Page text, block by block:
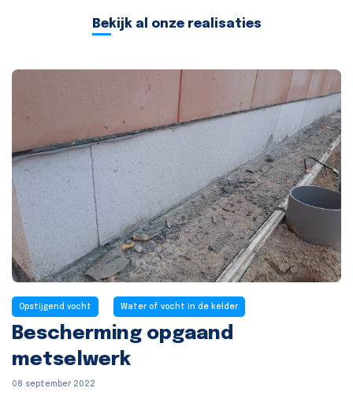
Bekijk al onze realisaties
Opstijgend vocht Water of vocht in de kelder
Bescherming opgaand
metselwerk
08 september 2022